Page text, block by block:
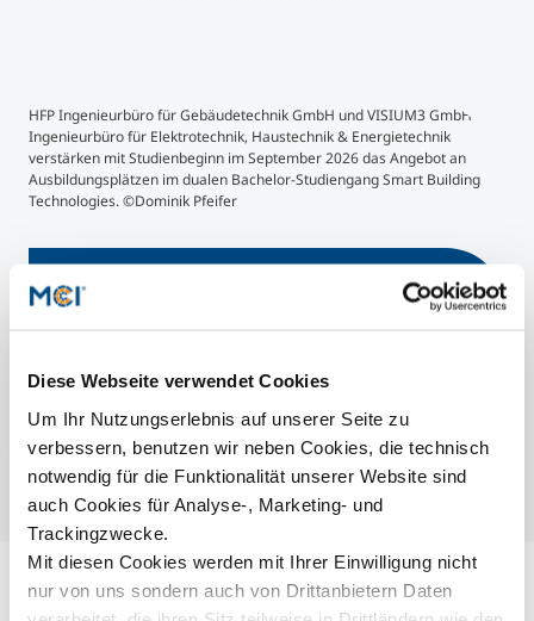
Diese Webseite verwendet Cookies
Um Ihr Nutzungserlebnis auf unserer Seite zu
verbessern, benutzen wir neben Cookies, die technisch
notwendig für die Funktionalität unserer Website sind
auch Cookies für Analyse-, Marketing- und
Trackingzwecke.
Mit diesen Cookies werden mit Ihrer Einwilligung nicht
nur von uns sondern auch von Drittanbietern Daten
HFP Ingenieurbüro für Gebäudetechnik GmbH und VISIUM3 GmbH
Ingenieurbüro für Elektrotechnik, Haustechnik & Energietechnik
verstärken mit Studienbeginn im September 2026 das Angebot an
Ausbildungsplätzen im dualen Bachelor-Studiengang Smart Building
Technologies. ©Dominik Pfeifer
Mehr Informationen